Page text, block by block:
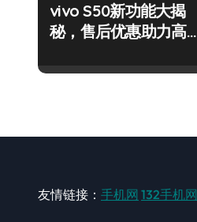
vivo S50新功能大揭
秘，售后优惠助力高效
友情链接： 手机网 132手机网